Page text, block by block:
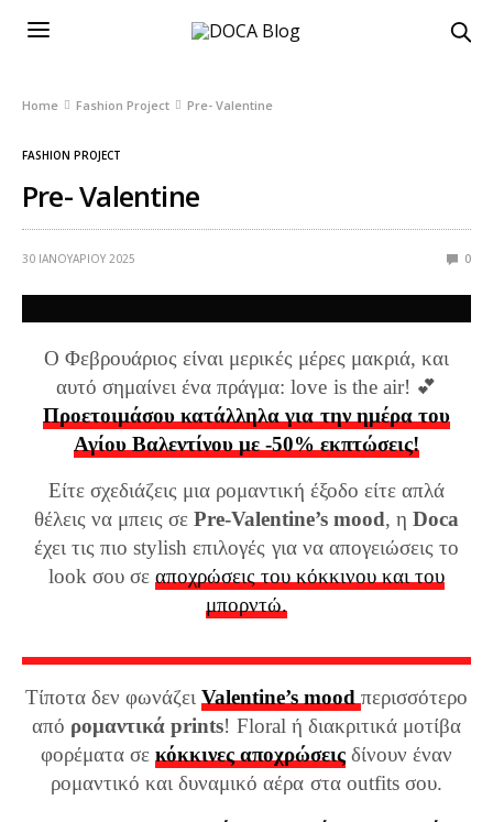
Home Fashion Project Pre- Valentine
FASHION PROJECT
Pre- Valentine
30 ΙΑΝΟΥΑΡΊΟΥ 2025 0
Ο Φεβρουάριος είναι μερικές μέρες μακριά, και
αυτό σημαίνει ένα πράγμα: love is the air! 💕
Προετοιμάσου κατάλληλα για την ημέρα του
Αγίου Βαλεντίνου με -50% εκπτώσεις!
Είτε σχεδιάζεις μια ρομαντική έξοδο είτε απλά
θέλεις να μπεις σε Pre-Valentine’s mood, ηDoca
έχει τις πιο stylish επιλογές για να απογειώσεις το
look σου σε αποχρώσεις του κόκκινου και του
μπορντώ.
Τίποτα δεν φωνάζει Valentine’s mood περισσότερο
από ρομαντικά prints! Floral ή διακριτικά μοτίβα
φορέματα σε κόκκινες αποχρώσεις δίνουν έναν
ρομαντικό και δυναμικό αέρα στα outfits σου.